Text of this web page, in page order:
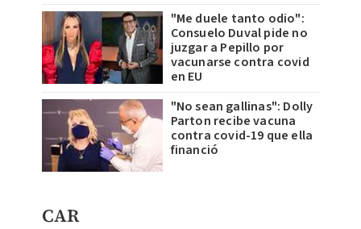
"Me duele tanto odio":
Consuelo Duval pide no
juzgar a Pepillo por
vacunarse contra covid
en EU
"No sean gallinas": Dolly
Parton recibe vacuna
contra covid-19 que ella
financió
​CAR